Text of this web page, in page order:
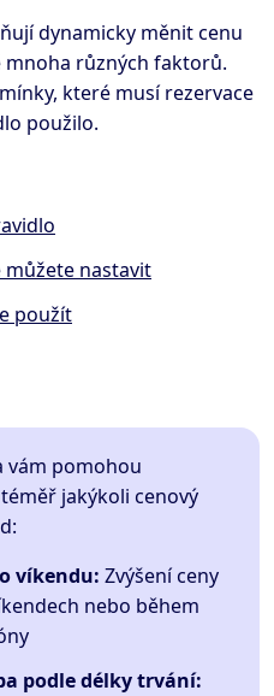
dynamicky měnit cenu
mnoha různých faktorů.
které musí rezervace
použilo.
můžete nastavit
použít
vám pomohou
jakýkoli cenový
víkendu: Zvýšení ceny
nebo během
podle délky trvání: